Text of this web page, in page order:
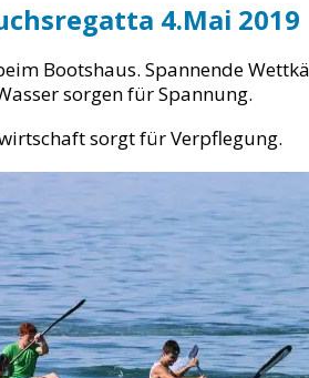
4.Mai 2019
Bootshaus. Spannende
sorgen für Spannung.
sorgt für Verpflegung.